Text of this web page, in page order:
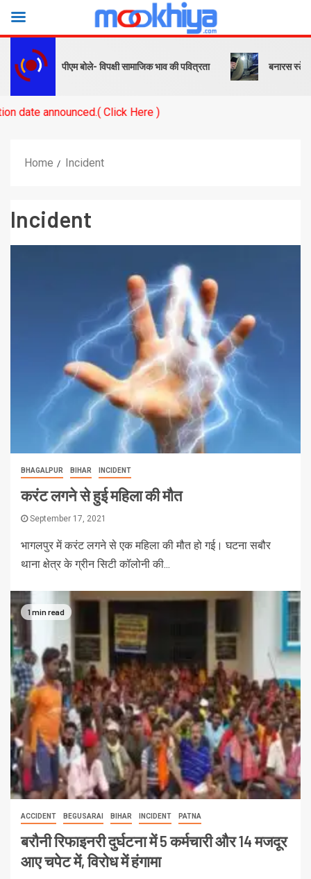
पीएम बोले- विपक्षी सामाजिक भाव की पवित्रता बनारस स्टेशन के
Click Here )
Home Incident
Incident
BHAGALPUR BIHAR INCIDENT
करंट लगने से हुई महिला की मौत
September 17, 2021
भागलपुर में करंट लगने से एक महिला की मौत हो गई। घटना सबौर
थाना क्षेत्र के ग्रीन सिटी कॉलोनी की...
1 min read
ACCIDENT BEGUSARAI BIHAR INCIDENT PATNA
बरौनी रिफाइनरी दुर्घटना में 5 कर्मचारी और 14 मजदूर
आए चपेट में, विरोध में हंगामा